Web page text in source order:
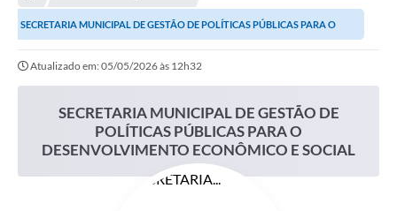
SECRETARIA MUNICIPAL DE GESTÃO DE POLÍTICAS PÚBLICAS PARA O
Atualizado em: 05/05/2026 às 12h32
SECRETARIA MUNICIPAL DE GESTÃO DE
POLÍTICAS PÚBLICAS PARA O
DESENVOLVIMENTO ECONÔMICO E SOCIAL